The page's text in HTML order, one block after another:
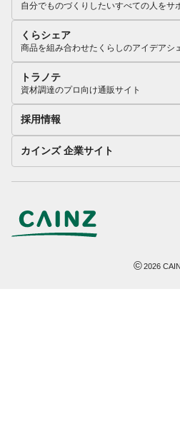
自分でものづくりしたいすべての人をサ
くらシェア
商品を組み合わせたくらしのアイデアシ
トラノテ
資材調達のプロ向け通販サイト
採用情報
カインズ 企業サイト
©2026